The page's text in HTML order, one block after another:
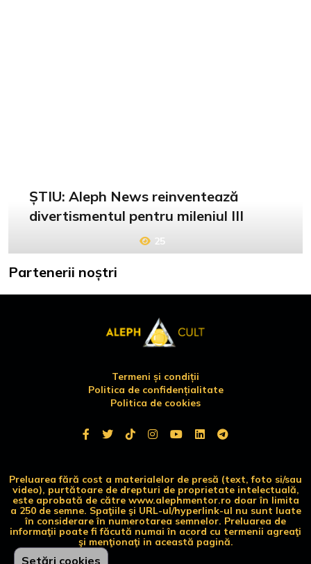
ȘTIU: Aleph News reinventează
divertismentul pentru mileniul III
25
Partenerii noștri
Setări cookies
Termeni și condiții
Politica de confidențialitate
Politica de cookies
Preluarea fără cost a materialelor de presă (text, foto si/sau
video), purtătoare de drepturi de proprietate intelectuală,
este aprobată de către www.alephmentor.ro doar în limita
a 250 de semne. Spaţiile şi URL-ul/hyperlink-ul nu sunt luate
în considerare în numerotarea semnelor. Preluarea de
informaţii poate fi făcută numai în acord cu termenii agreaţi
şi menţionaţi in această pagină.